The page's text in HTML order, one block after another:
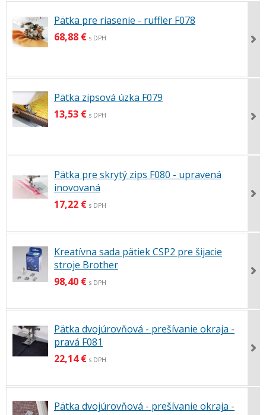
Pätka pre riasenie - ruffler F078
68,88 € s DPH
Pätka zipsová úzka F079
13,53 € s DPH
Pätka pre skrytý zips F080 - upravená
inovovaná
17,22 € s DPH
Kreatívna sada pätiek CSP2 pre šijacie
stroje Brother
98,40 € s DPH
Pätka dvojúrovňová - prešívanie okraja -
pravá F081
22,14 € s DPH
Pätka dvojúrovňová - prešívanie okraja -